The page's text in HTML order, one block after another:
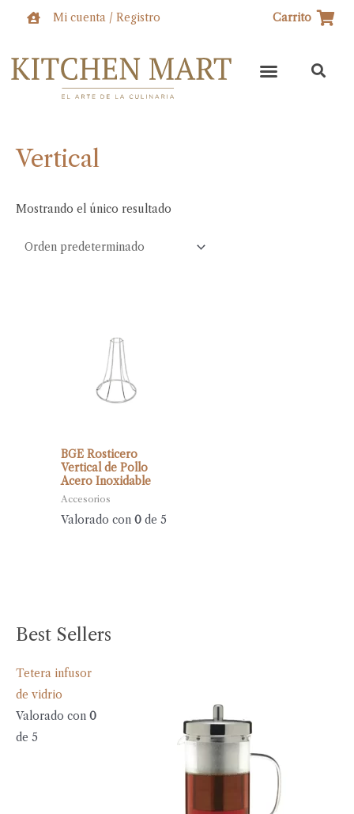
Mi cuenta / Registro Carrito
Vertical
Mostrando el único resultado
BGE Rosticero
Vertical de Pollo
Acero Inoxidable
Accesorios
Valorado con0 de 5
Best Sellers
Tetera infusor
de vidrio
Valorado con 0
de 5